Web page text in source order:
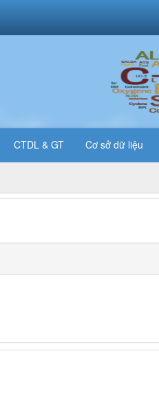
CTDL & GT Cơ sở dữ liệu